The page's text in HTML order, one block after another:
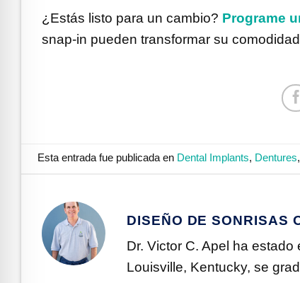
¿Estás listo para un cambio? Programe
snap-in pueden transformar su
Esta entrada fue publicada en Dental Implants, Dentures,
DISEÑO DE SONRISAS
Dr. Victor C. Apel ha
Louisville, Kentucky, se